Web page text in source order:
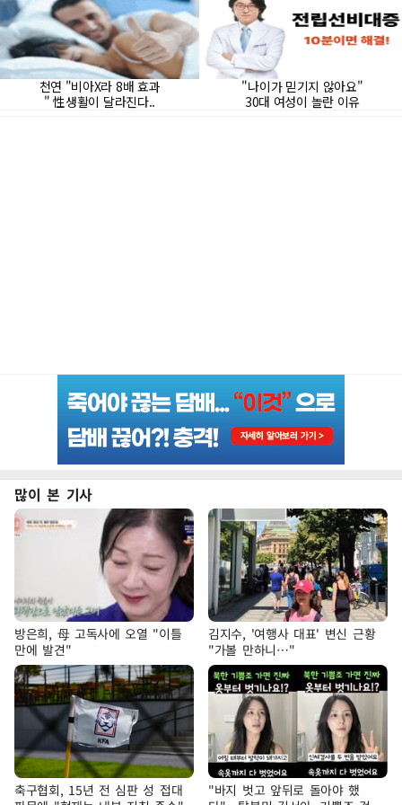
많이 본 기사
방은희, 母 고독사에 오열 "이틀
만에 발견"
김지수, '여행사 대표' 변신 근황
"가볼 만하니…"
축구협회, 15년 전 심판 성 접대
"바지 벗고 앞뒤로 돌아야 했